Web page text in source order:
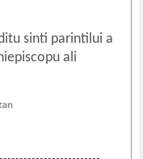
sinti parintilui a
ali